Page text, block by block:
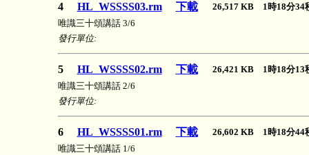
4 HL_WSSSS03.rm 下載
26,517 KB 1時18分
唯識三十頌講話 3/6
發行單位:
5 HL_WSSSS02.rm 下載
26,421 KB 1時18分
唯識三十頌講話 2/6
發行單位:
6 HL_WSSSS01.rm 下載
26,602 KB 1時18分
唯識三十頌講話 1/6